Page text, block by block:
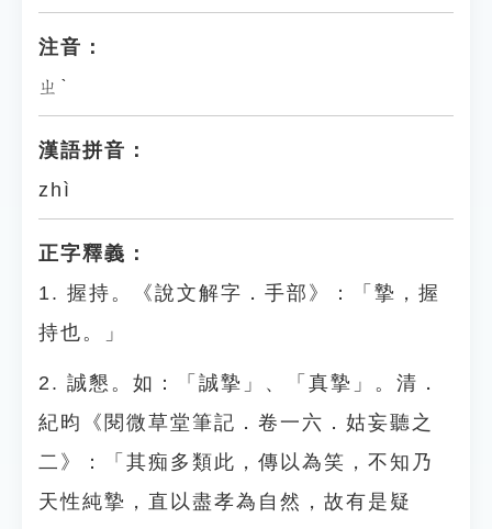
注音：
ㄓˋ
漢語拼音：
zhì
正字釋義：
1. 握持。《說文解字．手部》：「摯，握
持也。」
2. 誠懇。如：「誠摯」、「真摯」。清．
紀昀《閱微草堂筆記．卷一六．姑妄聽之
二》：「其痴多類此，傳以為笑，不知乃
天性純摯，直以盡孝為自然，故有是疑